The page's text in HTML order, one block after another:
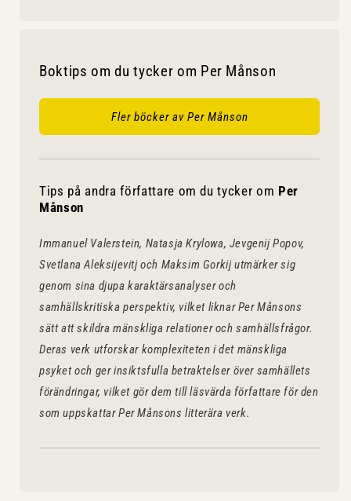
Boktips om du tycker om Per Månson
Fler böcker av Per Månson
Tips på andra författare om du tycker om Per
Månson
Immanuel Valerstein, Natasja Krylowa, Jevgenij Popov,
Svetlana Aleksijevitj och Maksim Gorkij utmärker sig
genom sina djupa karaktärsanalyser och
samhällskritiska perspektiv, vilket liknar Per Månsons
sätt att skildra mänskliga relationer och samhällsfrågor.
Deras verk utforskar komplexiteten i det mänskliga
psyket och ger insiktsfulla betraktelser över samhällets
förändringar, vilket gör dem till läsvärda författare för den
som uppskattar Per Månsons litterära verk.